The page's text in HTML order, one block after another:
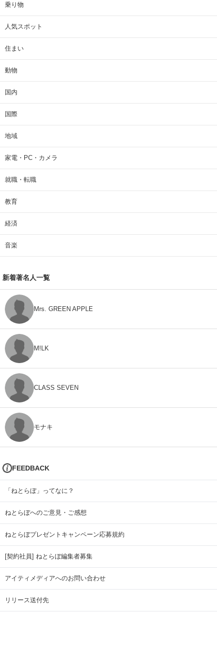
乗り物
人気スポット
住まい
動物
国内
国際
地域
家電・PC・カメラ
就職・転職
教育
経済
音楽
新着著名人一覧
Mrs. GREEN APPLE
M!LK
CLASS SEVEN
モナキ
FEEDBACK
「ねとらぼ」ってなに？
ねとらぼへのご意見・ご感想
ねとらぼプレゼントキャンペーン応募規約
[契約社員] ねとらぼ編集者募集
アイティメディアへのお問い合わせ
リリース送付先